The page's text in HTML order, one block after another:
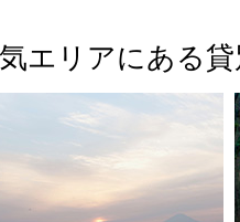
エリアにある